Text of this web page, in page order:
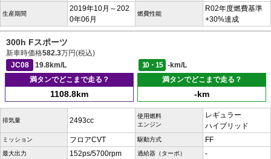
生産期間
2019年10月～202
0年06月
燃費性能
R02年度燃費基準
+30%達成
300h Fスポーツ
新車時価格582.3万円(税込)
JC08
19.8km/L 10・15
-km/L
満タンでどこまで走る？
1108.8km
満タンでどこまで走る？
-km
排気量 2493cc
使用燃料
エンジン
レギュラー
ハイブリッド
ミッション フロアCVT 駆動方式 FF
最大出力 152ps/5700rpm 過給器（ターボ） -